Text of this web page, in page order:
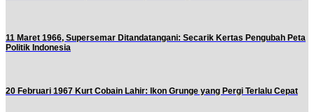
11 Maret 1966, Supersemar Ditandatangani: Secarik Kertas Pengubah Peta
Politik Indonesia
20 Februari 1967 Kurt Cobain Lahir: Ikon Grunge yang Pergi Terlalu Cepat